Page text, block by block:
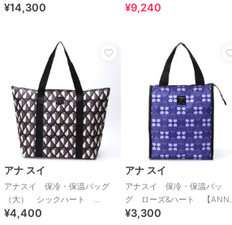
¥14,300 ¥9,240
アナ スイ
アナスイ 保冷・保温バッグ
（大） シックハート
【ANNA SUI】
¥4,400
アナ スイ
アナスイ 保冷・保温バッ
グ ローズ&ハート 【ANNA
SUI】
¥3,300